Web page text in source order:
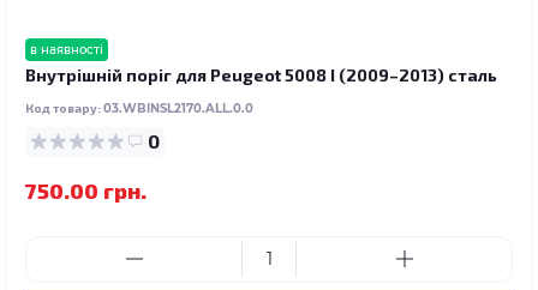
в наявності
Внутрішній поріг для Peugeot 5008 I (2009–2013) сталь
Код товару:03.WBINSL2170.ALL.0.0
0
750.00 грн.